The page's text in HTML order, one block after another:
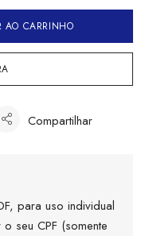
AO CARRINHO
Compartilhar
para uso individual
seu CPF (somente